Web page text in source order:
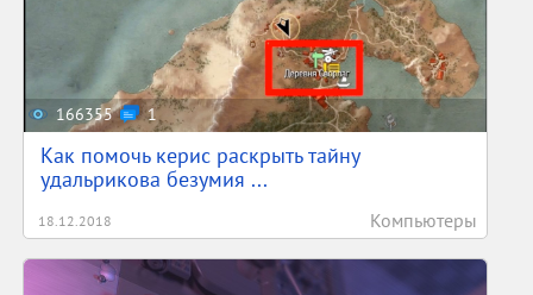
авто, начиная с 1975 года, все
машины Porsche в обязательном
порядке подвергаются процедуре
оцинковки.
Первым автомобилем компании
стал Порше 64, которых было
выпущено всего 3 экземпляра. На
сегодняшний день сохранился
только один.
Компанией было выпущено 19
версий одного автомобиля. А
именно модели Porsche 911.
166355 1
Как помочь керис раскрыть тайну
удальрикова безумия ...
18.12.2018 Компьютеры